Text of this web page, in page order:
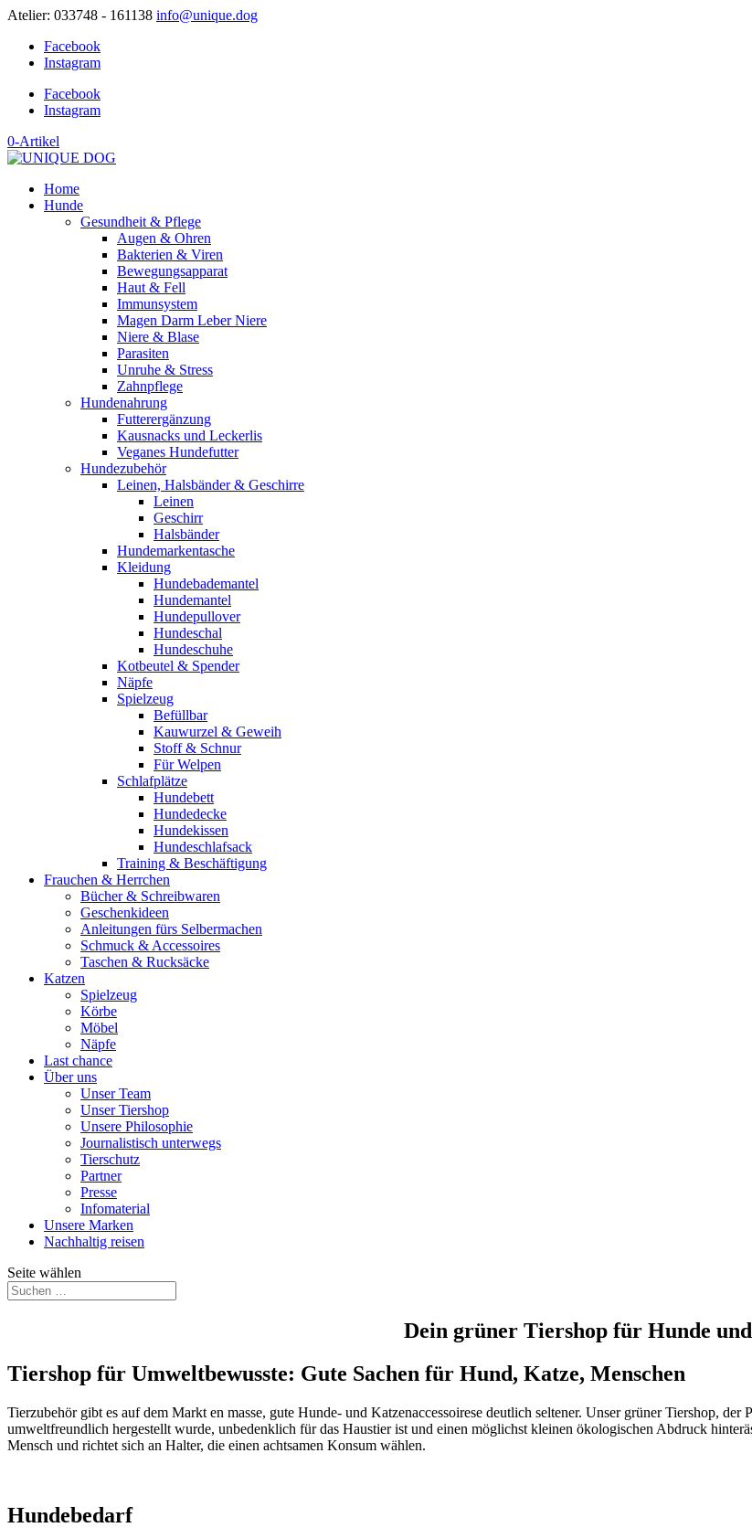
Atelier: 033748 - 161138 info@unique.dog
Facebook
Instagram
Facebook
Instagram
0-Artikel
Home
Hunde
Gesundheit & Pflege
Augen & Ohren
Bakterien & Viren
Bewegungsapparat
Haut & Fell
Immunsystem
Magen Darm Leber Niere
Niere & Blase
Parasiten
Unruhe & Stress
Zahnpflege
Hundenahrung
Futterergänzung
Kausnacks und Leckerlis
Veganes Hundefutter
Hundezubehör
Leinen, Halsbänder & Geschirre
Leinen
Geschirr
Halsbänder
Hundemarkentasche
Kleidung
Hundebademantel
Hundemantel
Hundepullover
Hundeschal
Hundeschuhe
Kotbeutel & Spender
Näpfe
Spielzeug
Befüllbar
Kauwurzel & Geweih
Stoff & Schnur
Für Welpen
Schlafplätze
Hundebett
Hundedecke
Hundekissen
Hundeschlafsack
Training & Beschäftigung
Frauchen & Herrchen
Bücher & Schreibwaren
Geschenkideen
Anleitungen fürs Selbermachen
Schmuck & Accessoires
Taschen & Rucksäcke
Katzen
Spielzeug
Körbe
Möbel
Näpfe
Last chance
Über uns
Unser Team
Unser Tiershop
Unsere Philosophie
Journalistisch unterwegs
Tierschutz
Partner
Presse
Infomaterial
Unsere Marken
Nachhaltig reisen
Seite wählen
Dein grüner Tiershop für Hunde
Tiershop für Umweltbewusste: Gute Sachen für Hund, Katze, Menschen
Tierzubehör gibt es auf dem Markt en masse, gute Hunde- und Katzenaccessoirese deutlich seltener. Unser grüner Tiershop,
umweltfreundlich hergestellt wurde, unbedenklich für das Haustier ist und einen möglichst kleinen ökologischen Abdruck
Mensch und richtet sich an Halter, die einen achtsamen Konsum wählen.
Hundebedarf